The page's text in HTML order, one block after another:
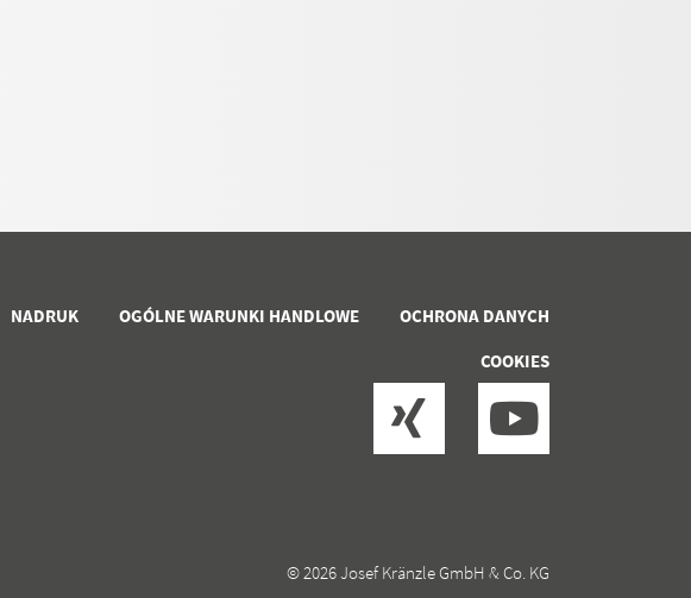
NADRUK OGÓLNE WARUNKI HANDLOWE
OCHRONA DANYCH
COOKIES
© 2026 Josef Kränzle GmbH & Co. KG